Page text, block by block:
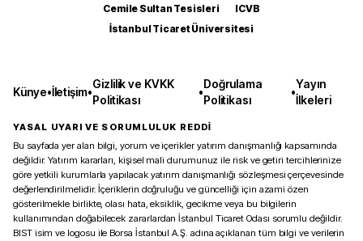
Cemile Sultan Tesisleri
ICVB
İstanbul Ticaret Üniversitesi
Künye•İletişim•
Gizlilik ve KVKK
Politikası
•
Doğrulama
Politikası
•
Yayın
İlkeleri
YASAL UYARI VE SORUMLULUK REDDİ
Bu sayfada yer alan bilgi, yorum ve içerikler yatırım danışmanlığı kapsamında
değildir. Yatırım kararları, kişisel mali durumunuz ile risk ve getiri tercihlerinize
göre yetkili kurumlarla yapılacak yatırım danışmanlığı sözleşmesi çerçevesinde
değerlendirilmelidir. İçeriklerin doğruluğu ve güncelliği için azami özen
gösterilmekle birlikte, olası hata, eksiklik, gecikme veya bu bilgilerin
kullanımından doğabilecek zararlardan İstanbul Ticaret Odası sorumlu değildir.
BIST isim ve logosu ile Borsa İstanbul A.Ş. adına açıklanan tüm bilgi ve verilerin